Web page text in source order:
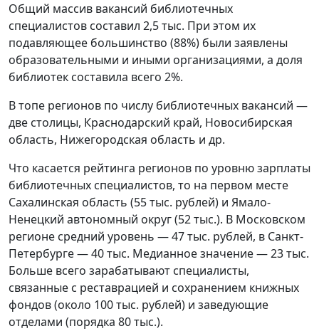
Общий массив вакансий библиотечных
специалистов составил 2,5 тыс. При этом их
подавляющее большинство (88%) были заявлены
образовательными и иными организациями, а доля
библиотек составила всего 2%.
В топе регионов по числу библиотечных вакансий —
две столицы, Краснодарский край, Новосибирская
область, Нижегородская область и др.
Что касается рейтинга регионов по уровню зарплаты
библиотечных специалистов, то на первом месте
Сахалинская область (55 тыс. рублей) и Ямало-
Ненецкий автономный округ (52 тыс.). В Московском
регионе средний уровень — 47 тыс. рублей, в Санкт-
Петербурге — 40 тыс. Медианное значение — 23 тыс.
Больше всего зарабатывают специалисты,
связанные с реставрацией и сохранением книжных
фондов (около 100 тыс. рублей) и заведующие
отделами (порядка 80 тыс.).